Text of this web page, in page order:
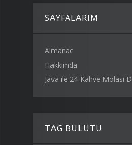
SAYFALARIM
Almanac
Hakkımda
Java ile 24 Kahve Molası
TAG BULUTU